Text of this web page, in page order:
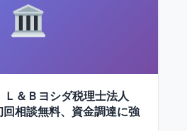
Ｌ＆Ｂヨシダ税理士法人
相談無料、資金調達に強